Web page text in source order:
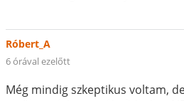
Róbert_A
6 órával ezelőtt
Még mindig szkeptikus voltam,